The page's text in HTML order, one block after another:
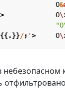
O&
> O\
{{.}}/; '> O\